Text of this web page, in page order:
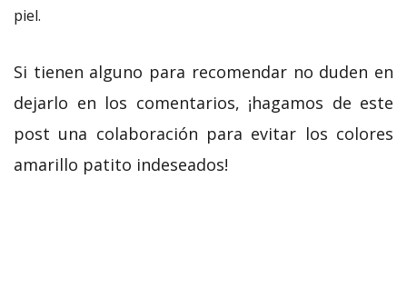
piel.
Si tienen alguno para recomendar no duden en
dejarlo en los comentarios, ¡hagamos de este
post una colaboración para evitar los colores
amarillo patito indeseados!